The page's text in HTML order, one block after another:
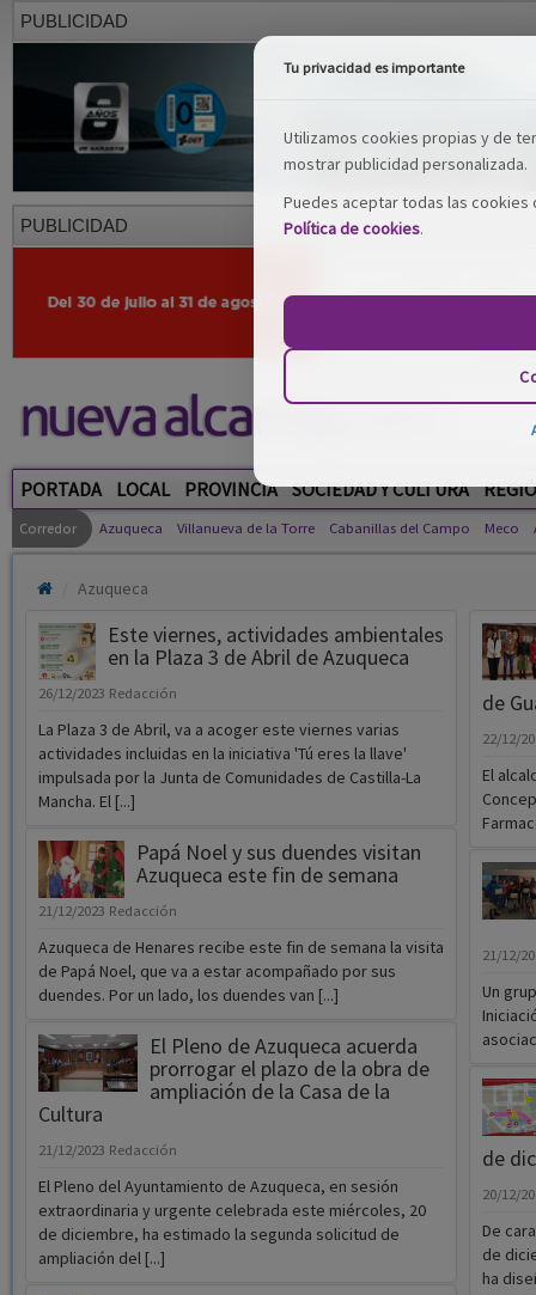
PUBLICIDAD
PUBLICIDAD
PORTADA LOCAL PROVINCIA SOCIEDAD Y CULTURA
Corredor Azuqueca Villanueva de la Torre Cabanillas del Campo Meco
Azuqueca
Este viernes, actividades ambientales
en la Plaza 3 de Abril de Azuqueca
26/12/2023 Redacción
La Plaza 3 de Abril, va a acoger este viernes varias
actividades incluidas en la iniciativa 'Tú eres la llave'
impulsada por la Junta de Comunidades de Castilla-La
Mancha. El [...]
Papá Noel y sus duendes visitan
Azuqueca este fin de semana
21/12/2023 Redacción
Azuqueca de Henares recibe este fin de semana la visita
de Papá Noel, que va a estar acompañado por sus
duendes. Por un lado, los duendes van [...]
El Pleno de Azuqueca acuerda
prorrogar el plazo de la obra de
ampliación de la Casa de la
Cultura
21/12/2023 Redacción
El Pleno del Ayuntamiento de Azuqueca, en sesión
extraordinaria y urgente celebrada este miércoles, 20
de diciembre, ha estimado la segunda solicitud de
ampliación del [...]
de
22/12/
El
21/12/
Un
de
20/12/
De
de
ha
Tu privacidad es importante
Utilizamos cookies propias y de
mostrar publicidad personalizada.
Puedes aceptar todas las
Política de cookies.